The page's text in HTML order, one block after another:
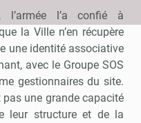
l’armée l’a confié à
la Ville n’en récupère
une identité associative
avec le Groupe SOS
gestionnaires du site.
pas une grande capacité
leur structure et de la